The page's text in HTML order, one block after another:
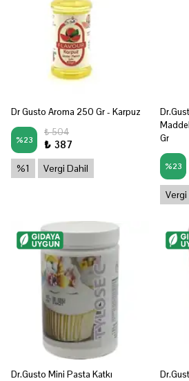
Dr Gusto Aroma 250 Gr - Karpuz
%23
₺ 504
₺ 387
%1 Vergi Dahil
Gr
%23
Vergi
Dr.Gusto Mini Pasta Katkı